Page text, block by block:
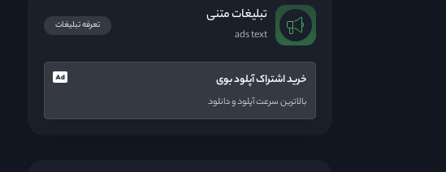
تبلیغات متنی
ads text
تعرفه تبلیغات
خرید اشتراک آپلود بوی
بالاترین سرعت آپلود و دانلود